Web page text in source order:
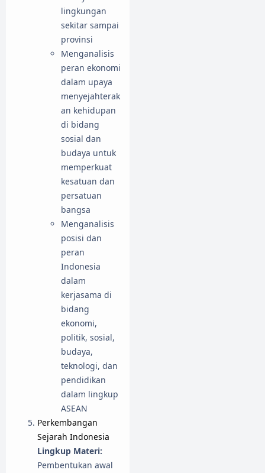
lingkungan
sekitar sampai
provinsi
Menganalisis
peran ekonomi
dalam upaya
menyejahterak
an kehidupan
di bidang
sosial dan
budaya untuk
memperkuat
kesatuan dan
persatuan
bangsa
Menganalisis
posisi dan
peran
Indonesia
dalam
kerjasama di
bidang
ekonomi,
politik, sosial,
budaya,
teknologi, dan
pendidikan
dalam lingkup
ASEAN
Perkembangan
Sejarah Indonesia
Lingkup Materi:
Pembentukan awal